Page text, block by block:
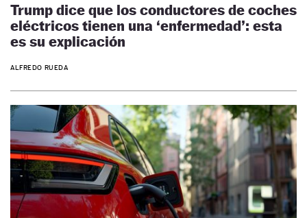
Trump dice que los conductores de coches
eléctricos tienen una ‘enfermedad’: esta
es su explicación
ALFREDO RUEDA